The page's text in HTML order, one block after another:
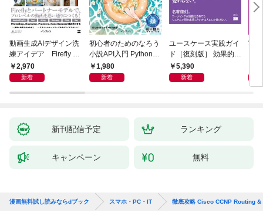
動画生成AIデザイン洗
練アイデア Firefly &
Veo， Kling， etc.
2,970
新着
初心者のためのなろう
小説API入門 Pythonで
作るデータ活用法
1,980
新着
ユースケース実践ガイ
ド［復刻版］ 効果的な
ユースケースの書き方
5,390
新着
実
新刊配信予定 ランキング
キャンペーン 無料
漫画無料試し読みならdブック スマホ・PC・IT 徹底攻略 Cisco CCNP Routing